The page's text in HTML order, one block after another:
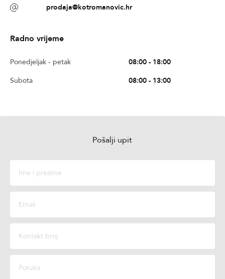
prodaja@kotromanovic.hr
Radno vrijeme
Ponedjeljak - petak
08:00 - 18:00
Subota
08:00 - 13:00
Pošalji upit